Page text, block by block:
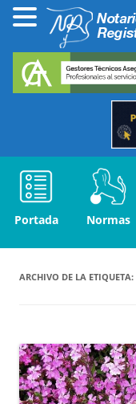
Portada Normas
ARCHIVO DE LA ETIQUETA: